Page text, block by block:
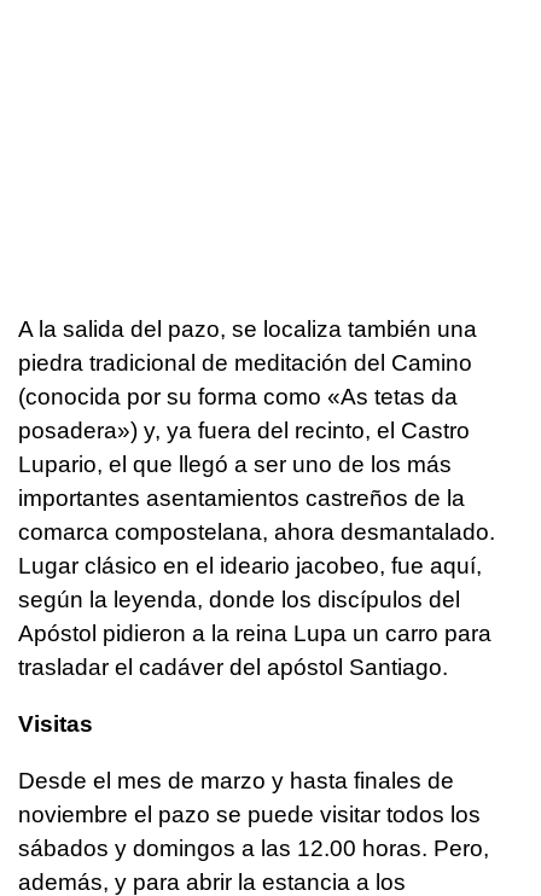
A la salida del pazo, se localiza también una
piedra tradicional de meditación del Camino
(conocida por su forma como «As tetas da
posadera») y, ya fuera del recinto, el Castro
Lupario, el que llegó a ser uno de los más
importantes asentamientos castreños de la
comarca compostelana, ahora desmantalado.
Lugar clásico en el ideario jacobeo, fue aquí,
según la leyenda, donde los discípulos del
Apóstol pidieron a la reina Lupa un carro para
trasladar el cadáver del apóstol Santiago.
Visitas
Desde el mes de marzo y hasta finales de
noviembre el pazo se puede visitar todos los
sábados y domingos a las 12.00 horas. Pero,
además, y para abrir la estancia a los